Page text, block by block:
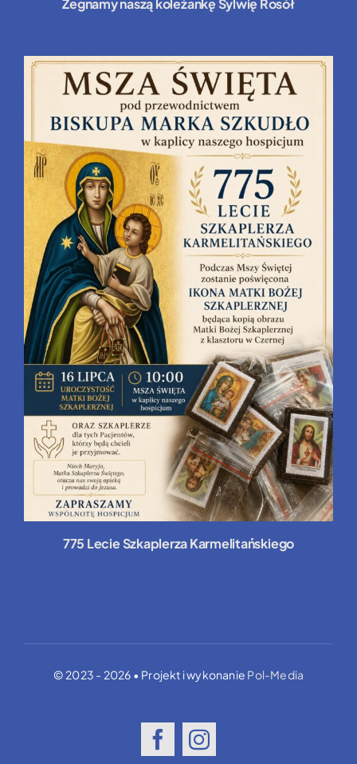
Żegnamy naszą koleżankę Sylwię Rosół
775 Lecie Szkaplerza Karmelitańskiego
© 2023 - 2026 • Projekt i wykonanie Pol-Media